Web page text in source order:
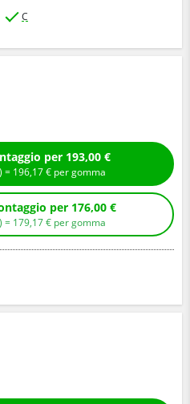
C
Compra con montaggio per 193,00 €
) = 196,17€ per gomma
Compra senza montaggio per 176,00 €
) = 179,17€ per gomma